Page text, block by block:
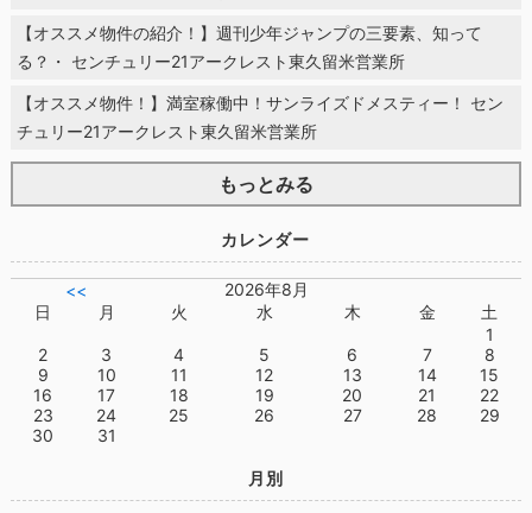
【オススメ物件の紹介！】週刊少年ジャンプの三要素、知って
る？・ センチュリー21アークレスト東久留米営業所
【オススメ物件！】満室稼働中！サンライズドメスティー！ セン
チュリー21アークレスト東久留米営業所
もっとみる
カレンダー
<<
2026年8月
日
月 火 水 木 金
土
1
2
3 4 5 6 7
8
9
10 11 12 13 14
15
16
17 18 19 20 21
22
23
24 25 26 27 28
29
30
31
月別